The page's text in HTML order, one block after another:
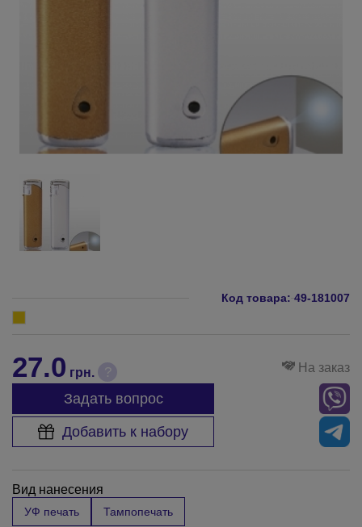
Код товара: 49-181007
27.0 грн. ? На заказ
Задать вопрос
Добавить к набору
Вид нанесения
УФ печать Тампопечать